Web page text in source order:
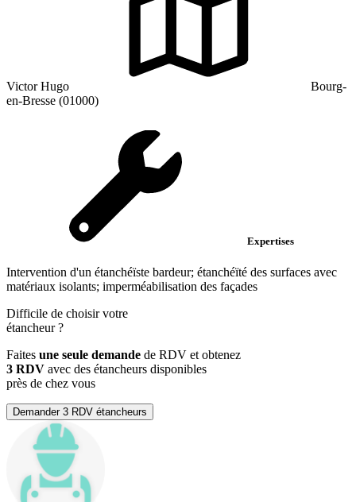
Victor Hugo
Bourg-
en-Bresse (01000)
Expertises
Intervention d'un étanchéïste bardeur; étanchéïté des surfaces avec
matériaux isolants; imperméabilisation des façades
Difficile de choisir votre
étancheur?
Faites une seule demande de RDV et obtenez
3 RDV avec des étancheurs disponibles
près de chez vous
Demander 3 RDV étancheurs